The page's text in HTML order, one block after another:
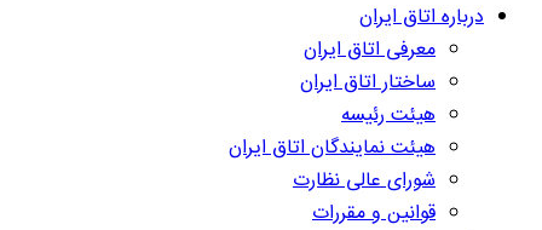
درباره اتاق ایران
معرفی اتاق ایران
ساختار اتاق ایران
هیئت رئیسه
هیئت نمایندگان اتاق ایران
شورای عالی نظارت
قوانین و مقررات